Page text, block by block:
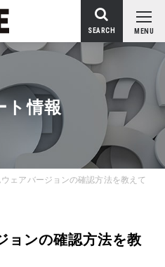
MENU
SEARCH
ト情報
ウェアバージョンの確認方法を教えて
ョンの確認方法を教